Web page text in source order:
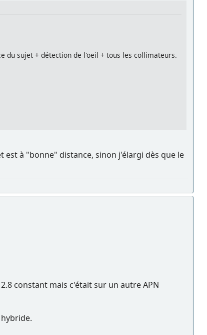
du sujet + détection de l'oeil + tous les collimateurs.
à "bonne" distance, sinon j'élargi dès que le
constant mais c'était sur un autre APN